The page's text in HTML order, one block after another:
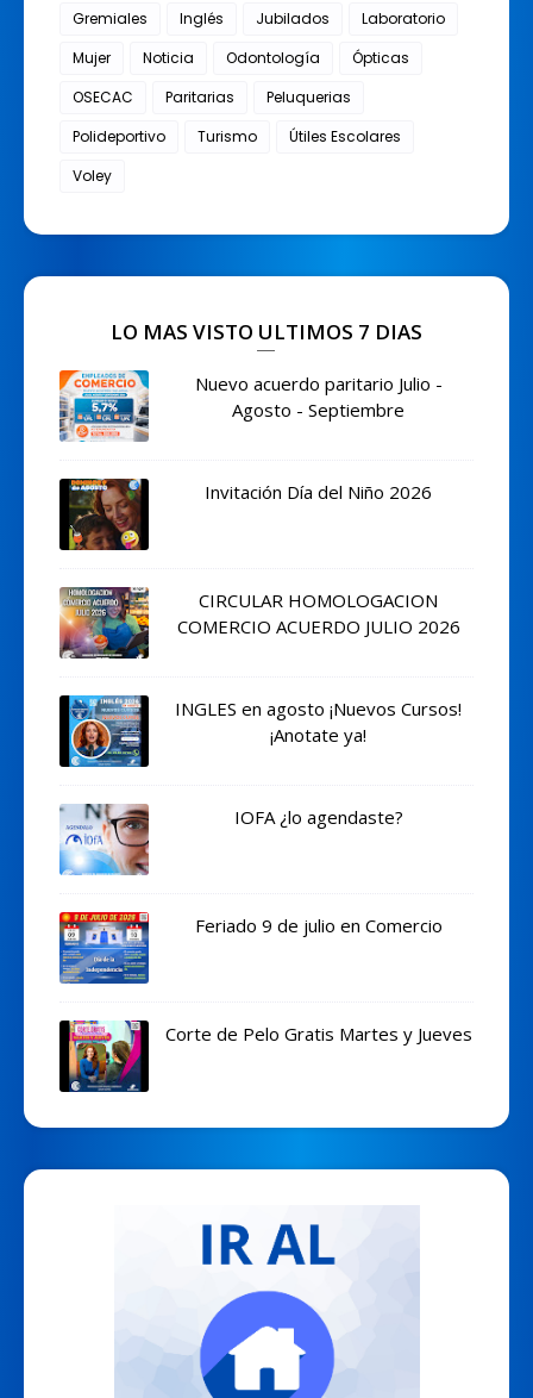
Gremiales
Inglés Jubilados
Laboratorio
Mujer
Noticia Odontología
Ópticas
OSECAC
Paritarias
Peluquerias
Polideportivo
Turismo
Útiles Escolares
Voley
LO MAS VISTO ULTIMOS 7 DIAS
Nuevo acuerdo paritario Julio -
Agosto - Septiembre
Invitación Día del Niño 2026
CIRCULAR HOMOLOGACION
COMERCIO ACUERDO JULIO 2026
INGLES en agosto ¡Nuevos Cursos!
¡Anotate ya!
IOFA ¿lo agendaste?
Feriado 9 de julio en Comercio
Corte de Pelo Gratis Martes y Jueves